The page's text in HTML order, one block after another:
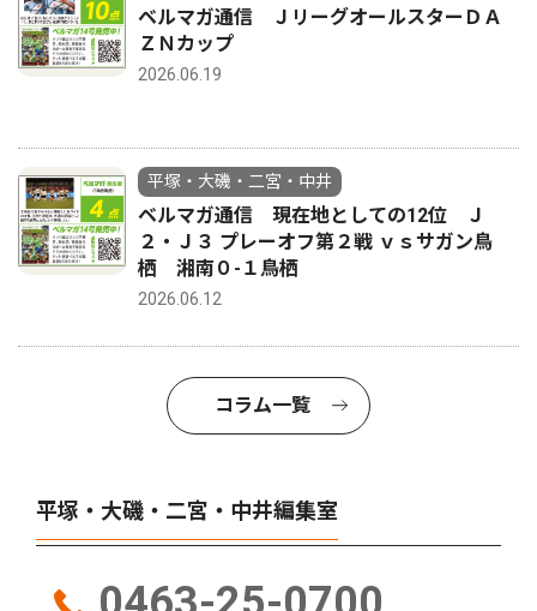
ベルマガ通信 ＪリーグオールスターＤＡ
ＺＮカップ
2026.06.19
平塚・大磯・二宮・中井
ベルマガ通信 現在地としての12位 Ｊ
２・Ｊ３ プレーオフ第２戦 ｖｓサガン鳥
栖 湘南０-１鳥栖
2026.06.12
コラム一覧
平塚・大磯・二宮・中井編集室